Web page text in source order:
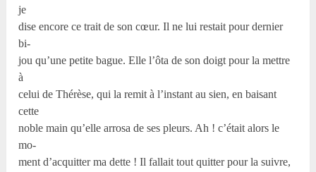
je
dise encore ce trait de son cœur. Il ne lui restait pour dernier
bi-
jou qu’une petite bague. Elle l’ôta de son doigt pour la mettre
à
celui de Thérèse, qui la remit à l’instant au sien, en baisant
cette
noble main qu’elle arrosa de ses pleurs. Ah ! c’était alors le
mo-
ment d’acquitter ma dette ! Il fallait tout quitter pour la suivre,